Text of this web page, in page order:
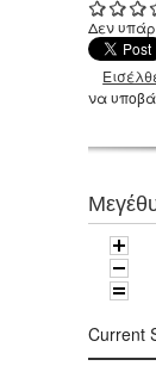
Δεν
να
Current